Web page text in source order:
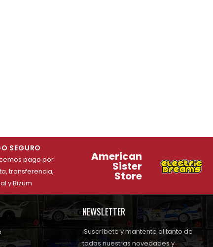
SEGURO
pago por
transferencia,
y Bizum
American
Sister
Store
NEWSLETTER
¡Suscríbete y mantente al tanto de
todas nuestras novedades y